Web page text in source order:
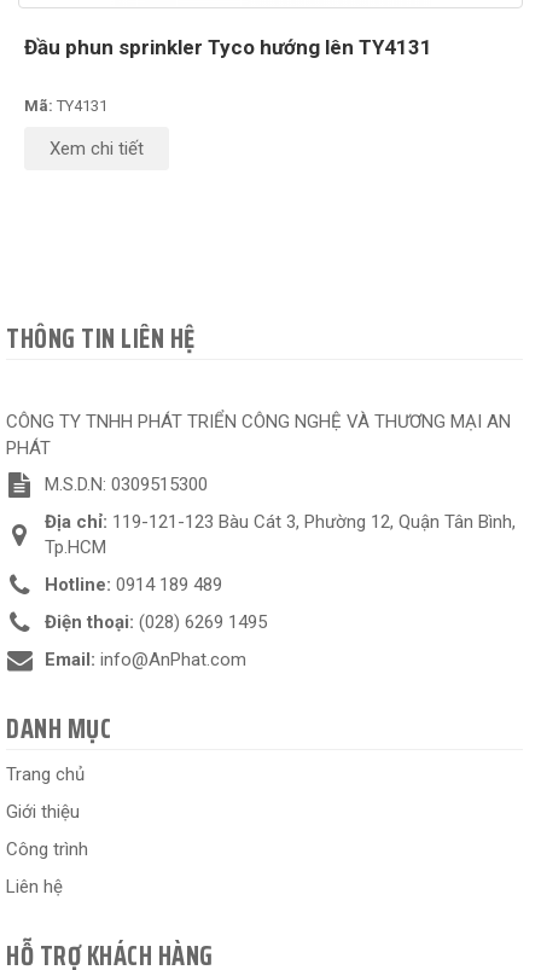
Đầu phun sprinkler Tyco hướng lên TY4131
Mã: TY4131
Xem chi tiết
THÔNG TIN LIÊN HỆ
CÔNG TY TNHH PHÁT TRIỂN CÔNG NGHỆ VÀ THƯƠNG MẠI AN
PHÁT
M.S.D.N: 0309515300
Địa chỉ: 119-121-123 Bàu Cát 3, Phường 12, Quận Tân Bình,
Tp.HCM
Hotline: 0914 189 489
Điện thoại: (028) 6269 1495
Email: info@AnPhat.com
DANH MỤC
Trang chủ
Giới thiệu
Công trình
Liên hệ
HỖ TRỢ KHÁCH HÀNG